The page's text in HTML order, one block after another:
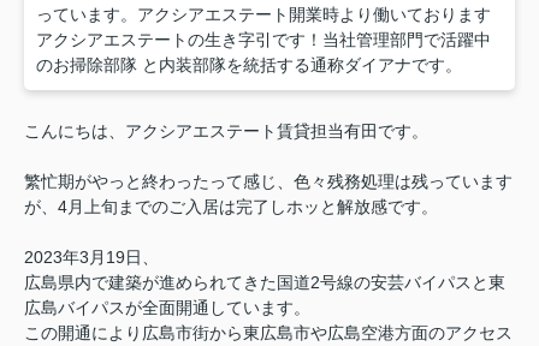
っています。アクシアエステート開業時より働いております
アクシアエステートの生き字引です！当社管理部門で活躍中
のお掃除部隊 と内装部隊を統括する通称ダイアナです。
こんにちは、アクシアエステート賃貸担当有田です。
繁忙期がやっと終わったって感じ、色々残務処理は残っています
が、4月上旬までのご入居は完了しホッと解放感です。
2023年3月19日、
広島県内で建築が進められてきた国道2号線の安芸バイパスと東
広島バイパスが全面開通しています。
この開通により広島市街から東広島市や広島空港方面のアクセス